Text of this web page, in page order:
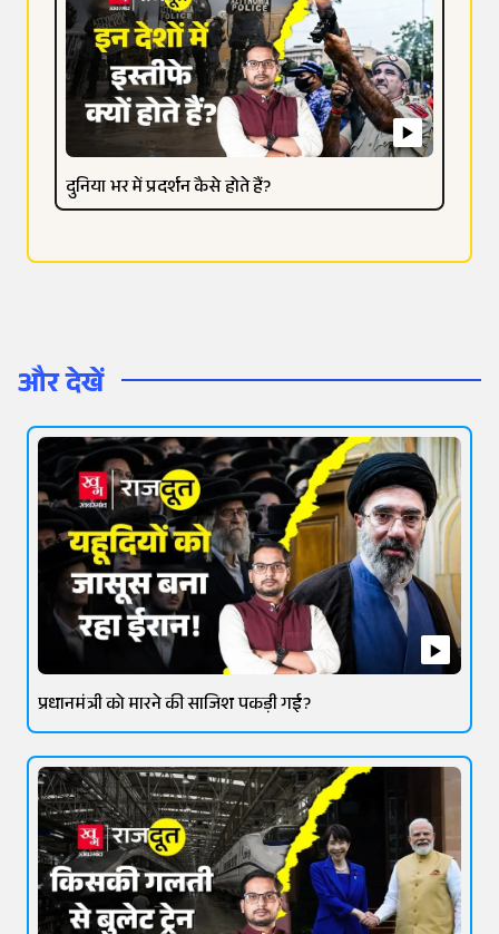
दुनिया भर में प्रदर्शन कैसे होते हैं?
और देखें
प्रधानमंत्री को मारने की साजिश पकड़ी गई?